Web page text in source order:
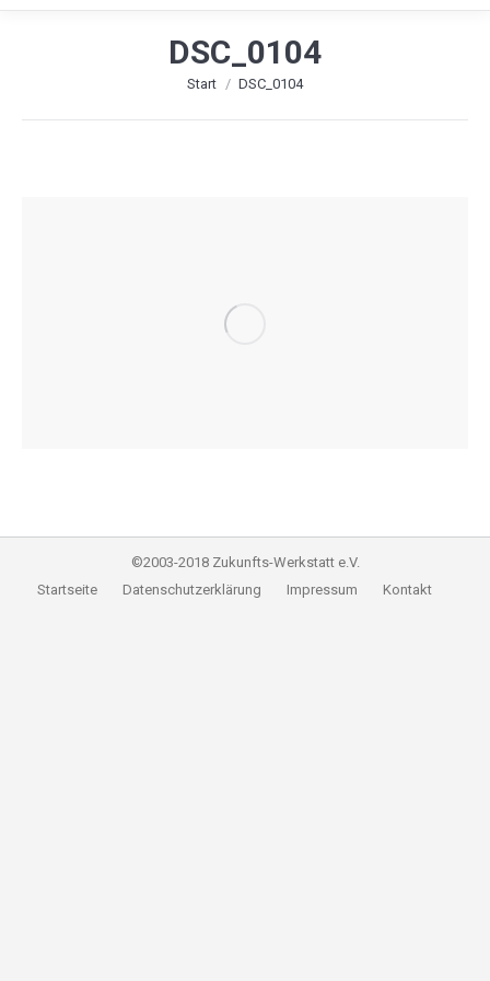
DSC_0104
Sie befinden sich hier:
Start DSC_0104
©2003-2018 Zukunfts-Werkstatt e.V.
Startseite
Datenschutzerklärung Impressum Kontakt